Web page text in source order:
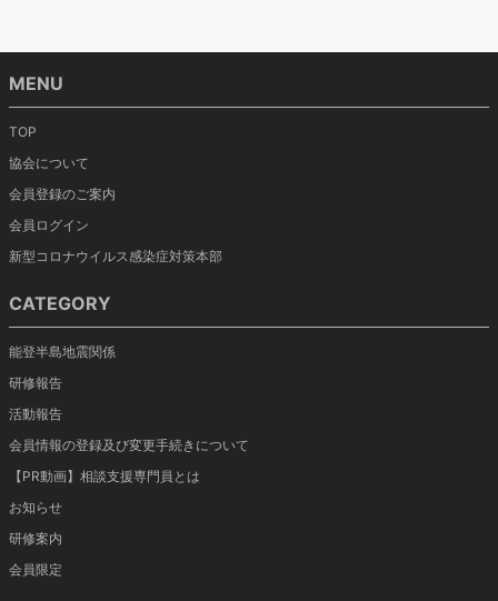
MENU
TOP
協会について
会員登録のご案内
会員ログイン
新型コロナウイルス感染症対策本部
CATEGORY
能登半島地震関係
研修報告
活動報告
会員情報の登録及び変更手続きについて
【PR動画】相談支援専門員とは
お知らせ
研修案内
会員限定